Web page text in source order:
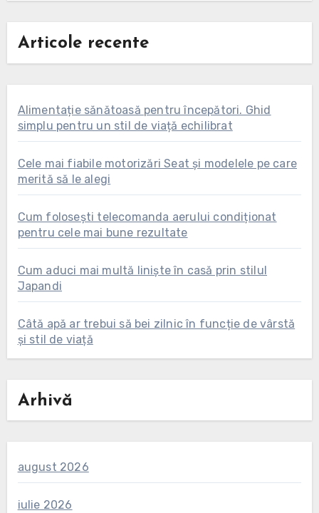
Articole recente
Alimentație sănătoasă pentru începători. Ghid
simplu pentru un stil de viață echilibrat
Cele mai fiabile motorizări Seat și modelele pe care
merită să le alegi
Cum folosești telecomanda aerului condiționat
pentru cele mai bune rezultate
Cum aduci mai multă liniște în casă prin stilul
Japandi
Câtă apă ar trebui să bei zilnic în funcție de vârstă
și stil de viață
Arhivă
august 2026
iulie 2026